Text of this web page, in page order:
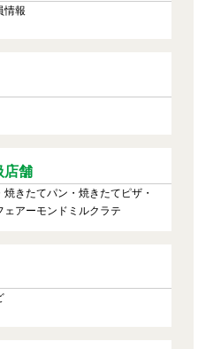
情報
店舗
きたてパン・焼きたてピザ・
ェアーモンドミルクラテ